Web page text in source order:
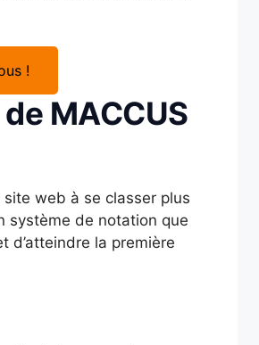
!
MACCUS
web à se classer plus
système de notation que
d’atteindre la première